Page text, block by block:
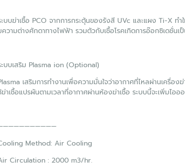
บบฆ่าเชื้อ PCO จากการกระตุ้นของรังสี UVc และแผง Ti-X ทำ
ความต่างศักดาทางไฟฟ้า รวมตัวกับเชื้อโรคเกิดการอ๊อกซิเดชั่น
บบเสริม Plasma ion (Optional)
เสริมการทำงานเพื่อความมั่นใจว่าอากาศที่ไหลผ่านเครื่อ
าเชื้อแปรผันตามเวลาที่อากาศผ่านห้องฆ่าเชื้อ ระบบนี้จะเพิ่มไอ
Method: Air Cooling
Circulation : 2000 m3/hr.